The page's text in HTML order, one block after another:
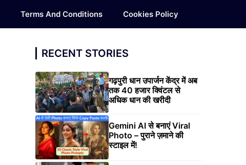
Terms And Conditions Cookies Policy
RECENT STORIES
गढ़पुरी धान उपार्जन केंद्र में अब
तक 40 हजार क्विंटल से
अधिक धान की खरीदी
Gemini AI से बनाएं Viral
Photo – पुराने ज़माने की
स्टाइल में!